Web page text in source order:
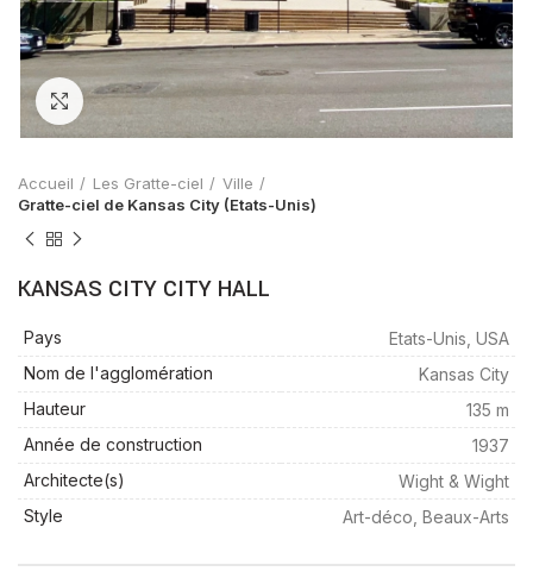
Zoom
Accueil Les Gratte-ciel
Ville
Gratte-ciel de Kansas City (Etats-Unis)
KANSAS CITY CITY HALL
Pays
Etats-Unis, USA
Nom de l'agglomération
Kansas City
Hauteur
135 m
Année de construction
1937
Architecte(s)
Wight & Wight
Style
Art-déco, Beaux-Arts